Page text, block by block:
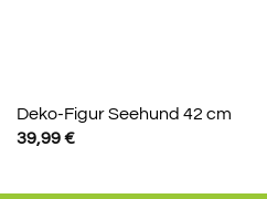
Deko-Figur Seehund 42 cm
39,99€